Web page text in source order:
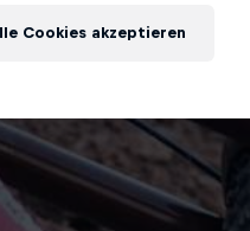
Cookies akzeptieren